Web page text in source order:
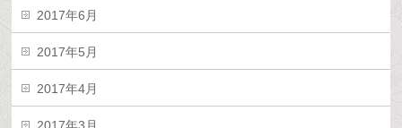
2017年6月
2017年5月
2017年4月